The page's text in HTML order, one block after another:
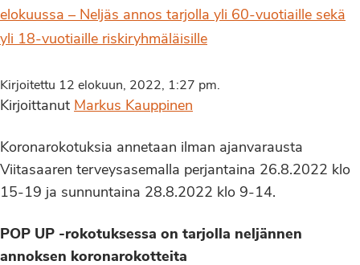
elokuussa – Neljäs annos tarjolla yli 60-vuotiaille sekä
yli 18-vuotiaille riskiryhmäläisille
Kirjoitettu 12 elokuun, 2022, 1:27 pm.
Kirjoittanut Markus Kauppinen
Koronarokotuksia annetaan ilman ajanvarausta
Viitasaaren terveysasemalla perjantaina 26.8.2022 klo
15-19 ja sunnuntaina 28.8.2022 klo 9-14.
POP UP -rokotuksessa on tarjolla neljännen
annoksen koronarokotteita